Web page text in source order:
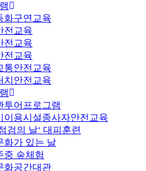
화구연교육
전교육
전교육
전교육
통안전교육
치안전교육
투어프로그램
이용시설종사자안전교육
검의 날‘ 대피훈련
화가 있는 날
중 숲체험
화공간대관